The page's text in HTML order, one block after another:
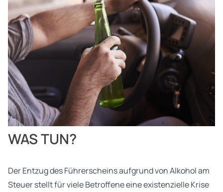
WAS TUN?
Der Entzug des Führerscheins aufgrund von Alkohol am
Steuer stellt für viele Betroffene eine existenzielle Krise